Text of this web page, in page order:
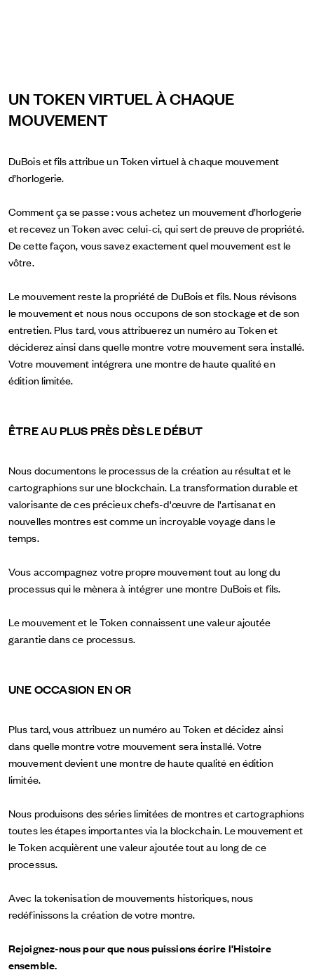
UN TOKEN VIRTUEL À CHAQUE
MOUVEMENT
DuBois et fils attribue un Token virtuel à chaque mouvement
d’horlogerie.
Comment ça se passe : vous achetez un mouvement d’horlogerie
et recevez un Token avec celui-ci, qui sert de preuve de propriété.
De cette façon, vous savez exactement quel mouvement est le
vôtre.
Le mouvement reste la propriété de DuBois et fils. Nous révisons
le mouvement et nous nous occupons de son stockage et de son
entretien. Plus tard, vous attribuerez un numéro au Token et
déciderez ainsi dans quelle montre votre mouvement sera installé.
Votre mouvement intégrera une montre de haute qualité en
édition limitée.
ÊTRE AU PLUS PRÈS DÈS LE DÉBUT
Nous documentons le processus de la création au résultat et le
cartographions sur une blockchain. La transformation durable et
valorisante de ces précieux chefs-d'œuvre de l'artisanat en
nouvelles montres est comme un incroyable voyage dans le
temps.
Vous accompagnez votre propre mouvement tout au long du
processus qui le mènera à intégrer une montre DuBois et fils.
Le mouvement et le Token connaissent une valeur ajoutée
garantie dans ce processus.
UNE OCCASION EN OR
Plus tard, vous attribuez un numéro au Token et décidez ainsi
dans quelle montre votre mouvement sera installé.Votre
mouvement devient une montre de haute qualité en édition
limitée.
Nous produisons des séries limitées de montres et cartographions
toutes les étapes importantes via la blockchain. Le mouvement et
le Token acquièrent une valeur ajoutée tout au long de ce
processus.
Avec la tokenisation de mouvements historiques, nous
redéfinissons la création de votre montre.
Rejoignez-nous pour que nous puissions écrire l'Histoire
ensemble.